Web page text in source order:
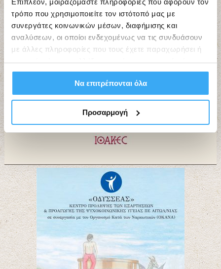
τρόπο που χρησιμοποιείτε τον ιστότοπό μας με
συνεργάτες κοινωνικών μέσων, διαφήμισης και
αναλύσεων, οι οποίοι ενδεχομένως να τις συνδυάσουν
με άλλες πληροφορίες που τους έχετε παραχωρήσει ή
τις οποίες έχουν συλλέξει σε σχέση με την από μέρους
σας χρήση των υπηρεσιών τους.
Να επιτρέπονται όλα
Προσαρμογή
Εργαστήρια Τέχνης “ΙΘΑΚΕΣ”